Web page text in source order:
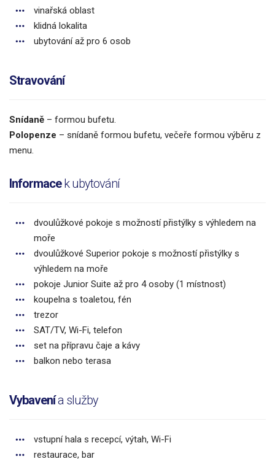
vinařská oblast
klidná lokalita
ubytování až pro 6 osob
Stravování
Snídaně – formou bufetu.
Polopenze – snídaně formou bufetu, večeře formou výběru z
menu.
Informacek ubytování
dvoulůžkové pokoje s možností přistýlky s výhledem na
moře
dvoulůžkové Superior pokoje s možností přistýlky s
výhledem na moře
pokoje Junior Suite až pro 4 osoby (1 místnost)
koupelna s toaletou, fén
trezor
SAT/TV, Wi-Fi, telefon
set na přípravu čaje a kávy
balkon nebo terasa
Vybavenía služby
vstupní hala s recepcí, výtah, Wi-Fi
restaurace, bar